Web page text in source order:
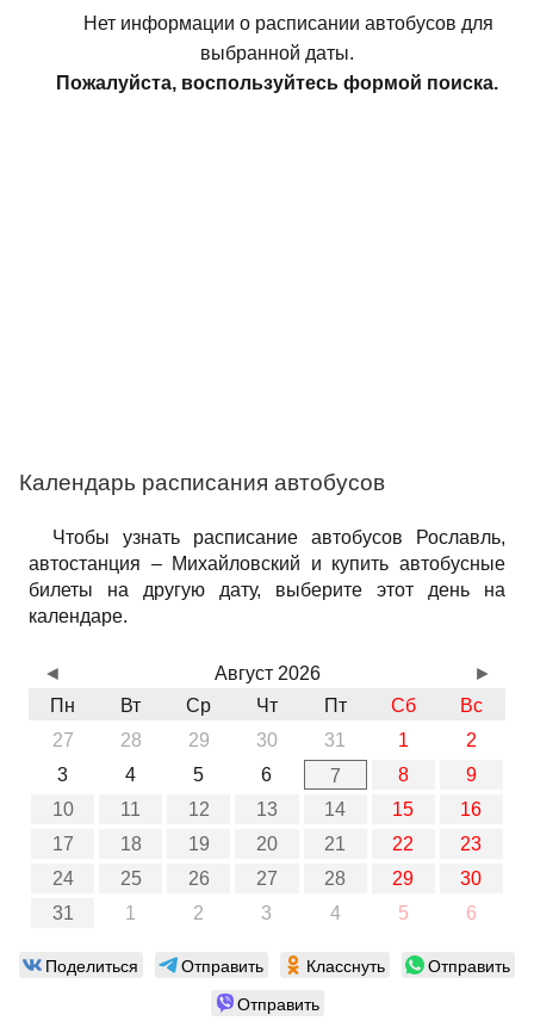
Нет информации о расписании автобусов для
выбранной даты.
Пожалуйста, воспользуйтесь формой поиска.
Календарь расписания автобусов
Чтобы узнать расписание автобусов Рославль,
автостанция – Михайловский и купить автобусные
билеты на другую дату, выберите этот день на
календаре.
Август 2026
Пн
Вт Ср Чт Пт Сб
Вс
27
28 29 30 31 1
2
3
4 5 6 7 8
9
10
11 12 13 14 15
16
17
18 19 20 21 22
23
24
25 26 27 28 29
30
31
1 2 3 4 5 6
◄ ►
Поделиться Отправить Класснуть
Отправить
Отправить